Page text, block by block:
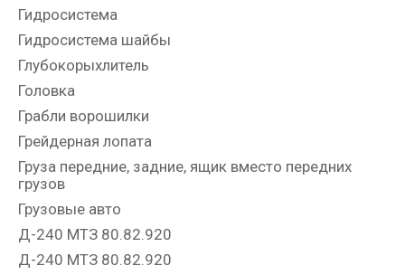
Гидросистема
Гидросистема шайбы
Глубокорыхлитель
Головка
Грабли ворошилки
Грейдерная лопата
Груза передние, задние, ящик вместо передних
грузов
Грузовые авто
Д-240 МТЗ 80.82.920
Д-240 МТЗ 80.82.920